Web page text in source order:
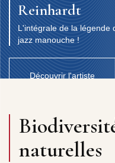
Reinhardt
L'intégrale de la légende
jazz manouche !
Découvrir l'artiste
naturelles